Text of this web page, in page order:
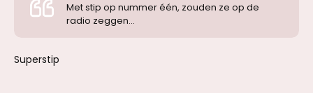
Met stip op nummer één, zouden ze op de
radio zeggen...
Superstip